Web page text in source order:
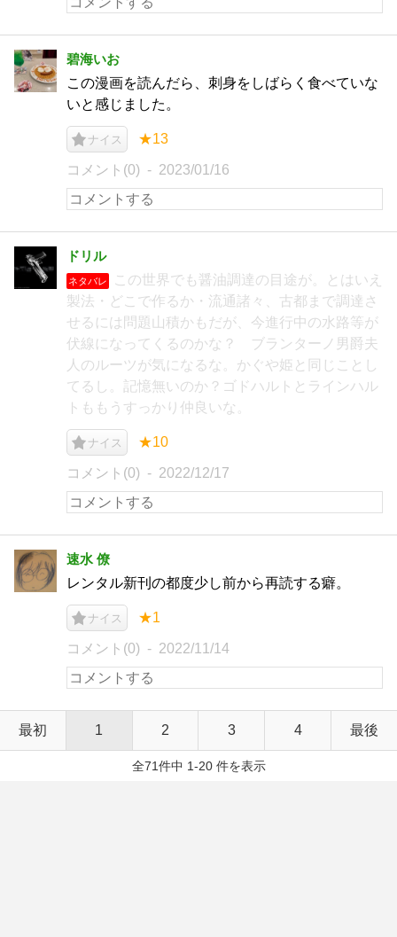
碧海いお
この漫画を読んだら、刺身をしばらく食べていな
いと感じました。
ナイス ★13
コメント(0) 2023/01/16
ドリル
ネタバレ
この世界でも醤油調達の目途が。とはいえ
製法・どこで作るか・流通諸々、古都まで調達さ
せるには問題山積かもだが、今進行中の水路等が
伏線になってくるのかな？ ブランターノ男爵夫
人のルーツが気になるな。かぐや姫と同じことし
てるし。記憶無いのか？ゴドハルトとラインハル
トももうすっかり仲良いな。
ナイス ★10
コメント(0) 2022/12/17
速水 僚
レンタル新刊の都度少し前から再読する癖。
ナイス ★1
コメント(0) 2022/11/14
最初 1 2 3 4 最後
全71件中 1-20 件を表示